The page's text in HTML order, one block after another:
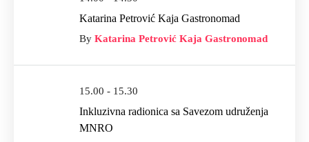
Katarina Petrović Kaja Gastronomad
By Katarina Petrović Kaja Gastronomad
15.00 - 15.30
Inkluzivna radionica sa Savezom udruženja
MNRO